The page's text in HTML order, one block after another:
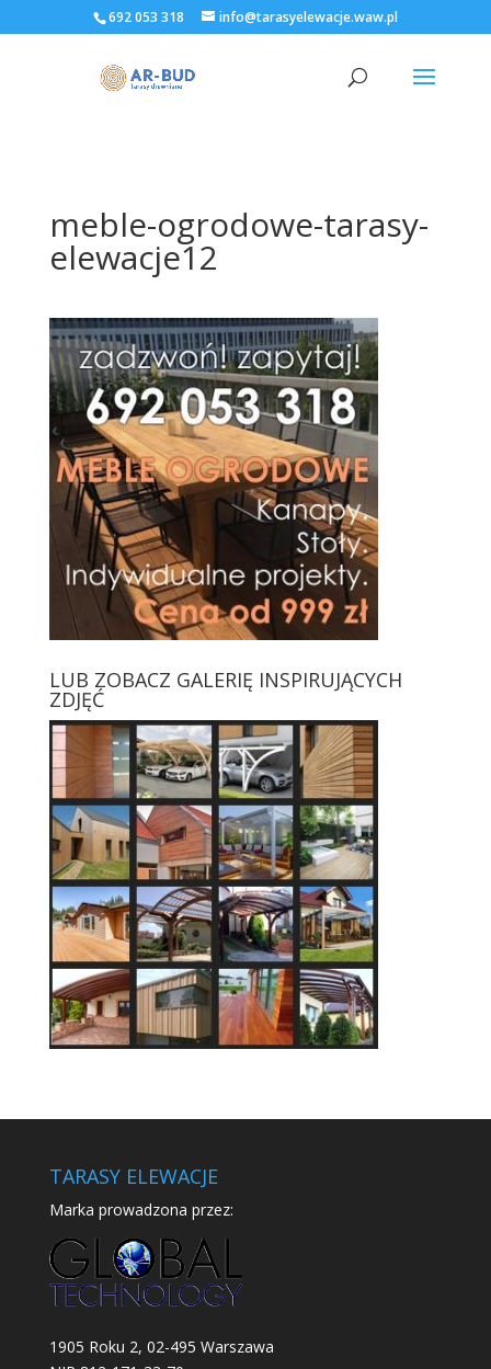
692 053 318 info@tarasyelewacje.waw.pl
meble-ogrodowe-tarasy-
elewacje12
LUB ZOBACZ GALERIĘ INSPIRUJĄCYCH
ZDJĘĆ
TARASY ELEWACJE
Marka prowadzona przez:
1905 Roku 2, 02-495 Warszawa